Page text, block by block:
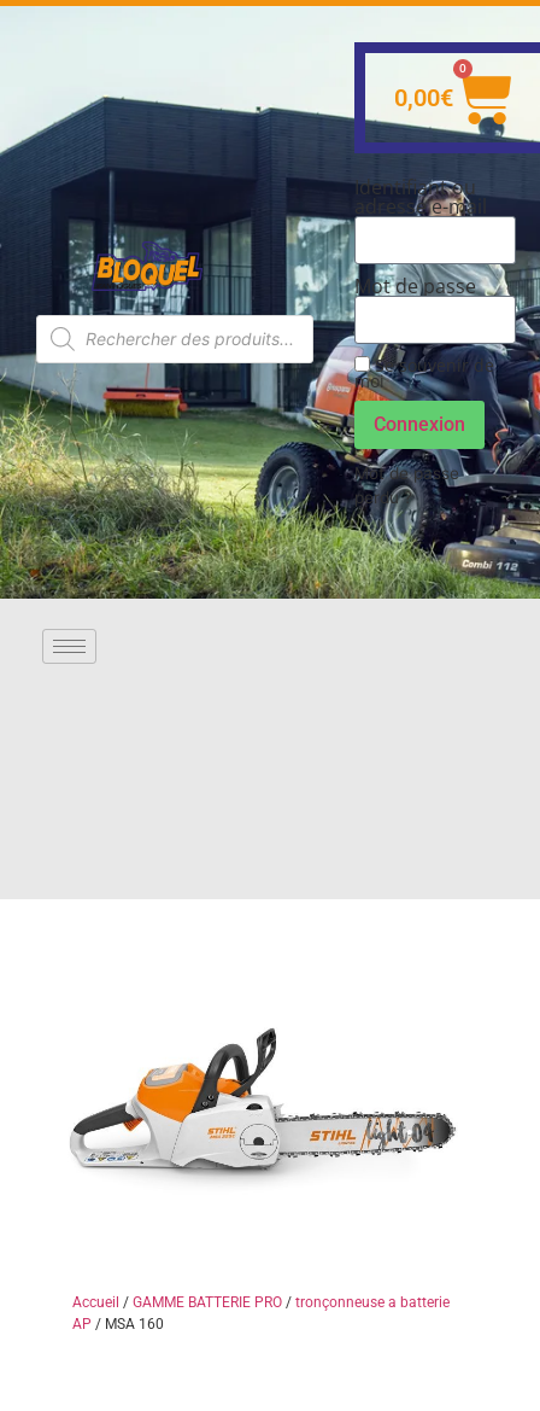
0,00€
0
Identifiant ou
adresse e-mail
Mot de passe
Se souvenir de
moi
Connexion
Mot de passe
perdu ?
Accueil / GAMME BATTERIE PRO / tronçonneuse a batterie
AP / MSA 160